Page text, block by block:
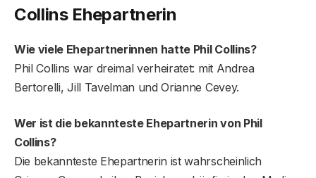
Collins Ehepartnerin
Wie viele Ehepartnerinnen hatte Phil Collins?
Phil Collins war dreimal verheiratet: mit Andrea
Bertorelli, Jill Tavelman und Orianne Cevey.
Wer ist die bekannteste Ehepartnerin von Phil
Collins?
Die bekannteste Ehepartnerin ist wahrscheinlich